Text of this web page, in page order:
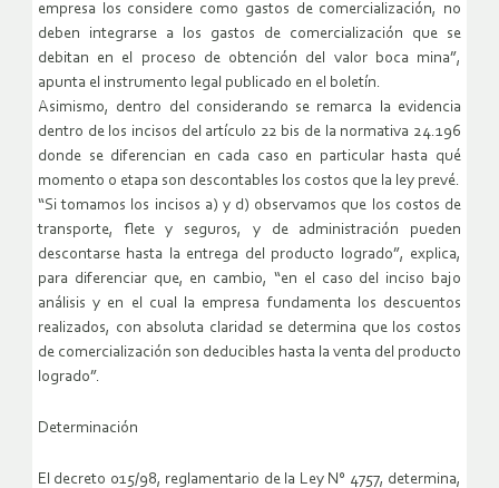
empresa los considere como gastos de comercialización, no
deben integrarse a los gastos de comercialización que se
debitan en el proceso de obtención del valor boca mina”,
apunta el instrumento legal publicado en el boletín.
Asimismo, dentro del considerando se remarca la evidencia
dentro de los incisos del artículo 22 bis de la normativa 24.196
donde se diferencian en cada caso en particular hasta qué
momento o etapa son descontables los costos que la ley prevé.
“Si tomamos los incisos a) y d) observamos que los costos de
transporte, flete y seguros, y de administración pueden
descontarse hasta la entrega del producto logrado”, explica,
para diferenciar que, en cambio, “en el caso del inciso bajo
análisis y en el cual la empresa fundamenta los descuentos
realizados, con absoluta claridad se determina que los costos
de comercialización son deducibles hasta la venta del producto
logrado”.
Determinación
El decreto 015/98, reglamentario de la Ley N° 4757, determina,